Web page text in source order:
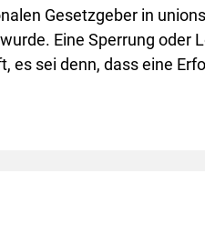
Gesetzgeber in
Eine Sperrung oder
es sei denn, dass eine